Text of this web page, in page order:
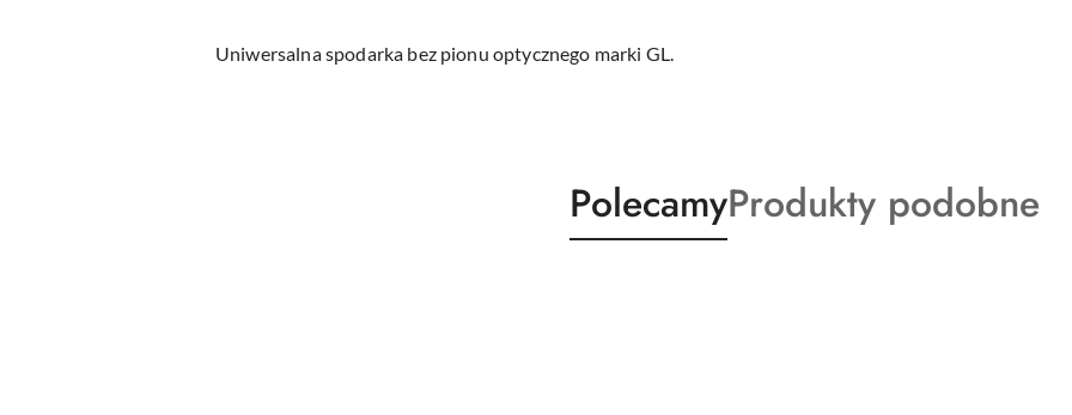
Uniwersalna spodarka bez pionu optycznego marki GL.
Produkty
o
PolecamyProdukty
o
Produkty podobne